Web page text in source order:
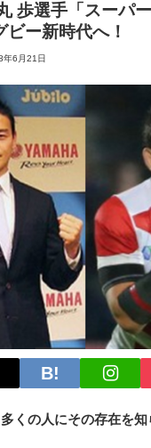
歩選手「スーパ
ビー新時代へ！
年6月21日
くの人にその存在を